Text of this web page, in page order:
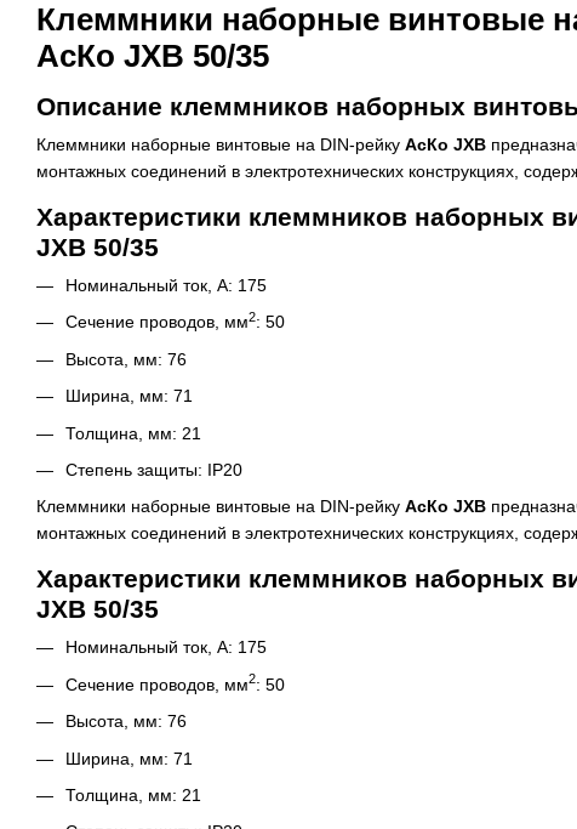
Клеммники наборные винтовые
АсКо JXB 50/35
Описание клеммников наборных
Клеммники наборные винтовые на DIN-рейку АсКо JXB
монтажных соединений в электротехнических конструкциях,
Характеристики клеммников наборных
JXB 50/35
Номинальный ток, А: 175
Сечение проводов, мм2: 50
Высота, мм: 76
Ширина, мм: 71
Толщина, мм: 21
Степень защиты: IP20
Клеммники наборные винтовые на DIN-рейку АсКо JXB
монтажных соединений в электротехнических конструкциях,
Характеристики клеммников наборных
JXB 50/35
Номинальный ток, А: 175
Сечение проводов, мм2: 50
Высота, мм: 76
Ширина, мм: 71
Толщина, мм: 21